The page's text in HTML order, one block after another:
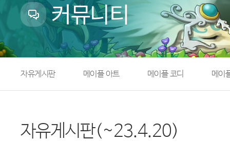
메이플 알림판
with maple
추가정보
커뮤니티
자유게시판 메이플 아트 메이플 코디 메이
자유게시판(~23.4.20)